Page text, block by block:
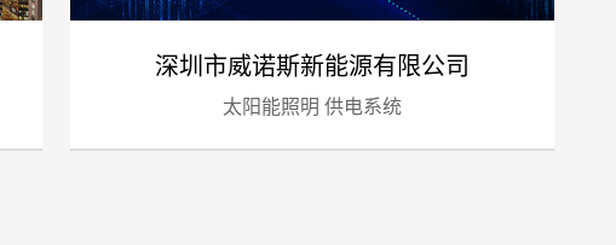
深圳市威诺斯新能源有限公司
太阳能照明 供电系统